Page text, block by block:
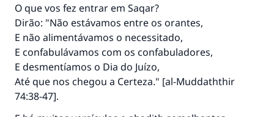
O que vos fez entrar em Saqar?
Dirão: "Não estávamos entre os orantes,
E não alimentávamos o necessitado,
E confabulávamos com os confabuladores,
E desmentíamos o Dia do Juízo,
Até que nos chegou a Certeza." [al-Muddaththir
74:38-47].
O Profeta ﷺ disse,
"Quem quer que incentive outros a fazer o
que é bom receberá a mesma recompensa
que aqueles que o fazem."
(MUSLIM, 1893)
CONTRIBUIR